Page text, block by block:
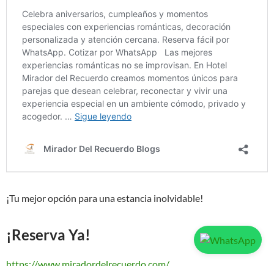
¡Tu mejor opción para una estancia inolvidable!
¡Reserva Ya!